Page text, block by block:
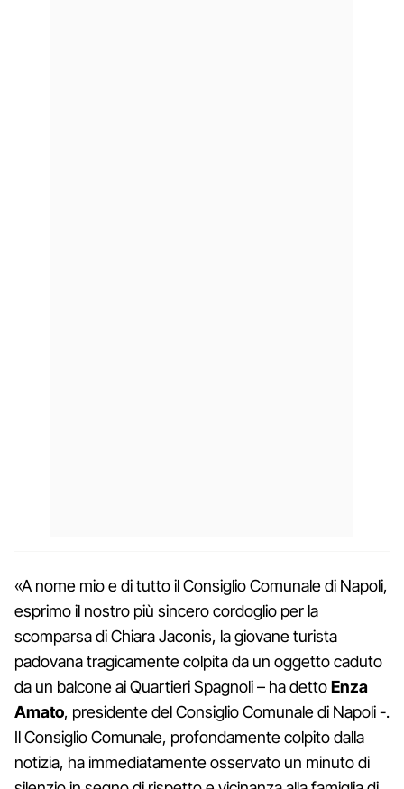
«A nome mio e di tutto il Consiglio Comunale di Napoli,
esprimo il nostro più sincero cordoglio per la
scomparsa di Chiara Jaconis, la giovane turista
padovana tragicamente colpita da un oggetto caduto
da un balcone ai Quartieri Spagnoli – ha dettoEnza
Amato, presidente del Consiglio Comunale di Napoli -.
Il Consiglio Comunale, profondamente colpito dalla
notizia, ha immediatamente osservato un minuto di